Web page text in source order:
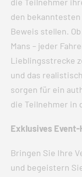
den
Beweis stellen.
Mans – jeder
Lieblingsstrecke
und das
sorgen für ein
die Teilnehmer in
Exklusives
Bringen Sie Ihre
und begeistern